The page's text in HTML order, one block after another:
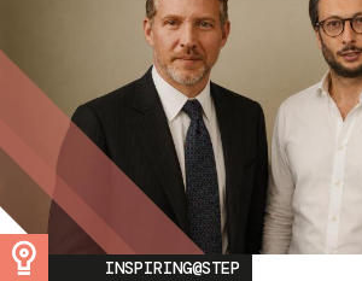
Image
INSPIRING@STEP